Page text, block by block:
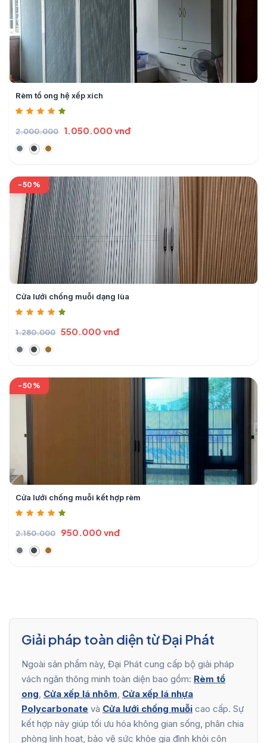
Rèm tổ ong hệ xếp xích
2.000.000 1.050.000 vnđ
-50%
Cửa lưới chống muỗi dạng lùa
1.280.000 550.000 vnđ
-50%
Cửa lưới chống muỗi kết hợp rèm
2.150.000 950.000 vnđ
Giải pháp toàn diện từ Đại Phát
Ngoài sản phẩm này, Đại Phát cung cấp bộ giải pháp
vách ngăn thông minh toàn diện bao gồm: Rèm tổ
ong, Cửa xếp lá nhôm, Cửa xếp lá nhựa
Polycarbonate và Cửa lưới chống muỗi cao cấp. Sự
kết hợp này giúp tối ưu hóa không gian sống, phân chia
phòng linh hoạt, bảo vệ sức khỏe gia đình khỏi côn